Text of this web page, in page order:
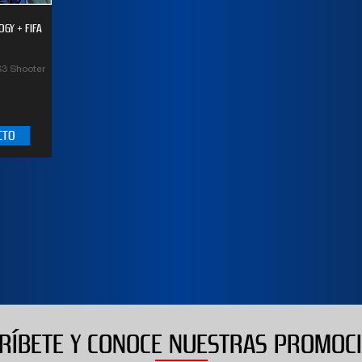
+ FIFA
Shooter
Y CONOCE NUESTRAS